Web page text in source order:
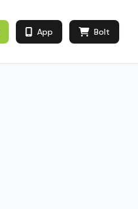
App Bolt